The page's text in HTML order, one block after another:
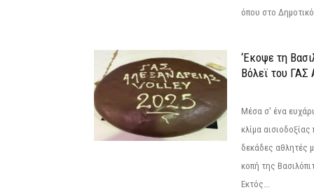
όπου στο
‘Εκοψε τη
Βόλεϊ του ΓΑΣ
Μέσα σ' ένα
κλίμα
δεκάδες αθλητές
κοπή της
Εκτός...